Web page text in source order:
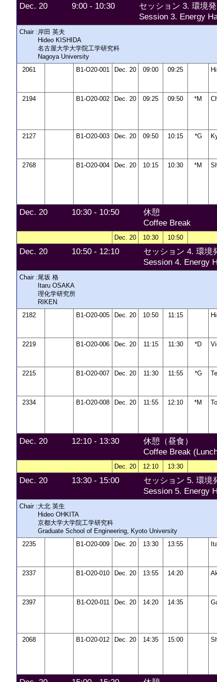
Dec. 20
9:00 - 10:30
セッション 3. 環境
Session 3. Energy
Chair :岸田 英夫
Hideo KISHIDA
名古屋大学大学院工学研究科
Nagoya University
2061
B1-O20-001 Dec. 20 09:00 09:25
2194 B1-O20-002 Dec. 20 09:25 09:50 *M
2127 B1-O20-003 Dec. 20 09:50 10:15 *G
2768 B1-O20-004 Dec. 20 10:15 10:30 *M
Dec. 20 10:30 - 10:50
休憩
Coffee Break
Dec. 20 10:30 10:50
Dec. 20 10:50 - 12:10
セッション 4. 環境
Session 4. Energy
Chair :尾坂 格
Itaru OSAKA
理化学研究所
RIKEN
2182
B1-O20-005 Dec. 20 10:50 11:15
2219 B1-O20-006 Dec. 20 11:15 11:30 *D
2215 B1-O20-007 Dec. 20 11:30 11:55 *G
2334 B1-O20-008 Dec. 20 11:55 12:10 *M
Dec. 20 12:10 - 13:30
休憩（昼食）
Coffee Break
Dec. 20 12:10 13:30
Dec. 20 13:30 - 15:00
セッション 5. 環境
Session 5. Energy
Chair :大北 英生
Hideo OHKITA
京都大学大学院工学研究科
Graduate School of Engineering, Kyoto University
2235
B1-O20-009 Dec. 20 13:30 13:55
2337 B1-O20-010 Dec. 20 13:55 14:20
2397 B1-O20-011 Dec. 20 14:20 14:35
2068 B1-O20-012 Dec. 20 14:35 15:00